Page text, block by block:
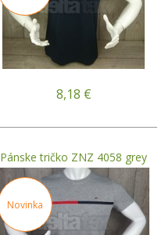
8,18 €
Pánske tričko ZNZ 4058 grey
Novinka